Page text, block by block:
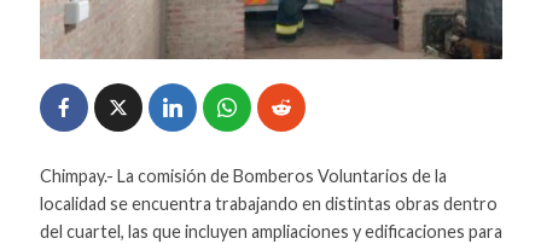
Chimpay.- La comisión de Bomberos Voluntarios de la
localidad se encuentra trabajando en distintas obras dentro
del cuartel, las que incluyen ampliaciones y edificaciones para